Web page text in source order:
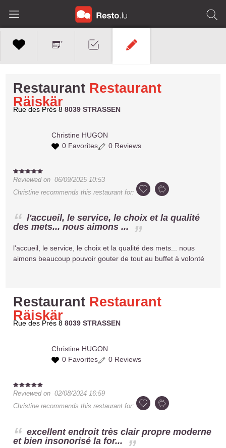
Restaurant Restaurant
Räiskär
Rue des Prés 88039 STRASSEN
Christine HUGON
0 Favorites
0 Reviews
Reviewed on06/09/2025 10:53
Christine recommends this restaurant for:
l'accueil, le service, le choix et la qualité
des mets... nous aimons ...
l'accueil, le service, le choix et la qualité des mets... nous
aimons beaucoup pouvoir gouter de tout au buffet à volonté
Restaurant Restaurant
Räiskär
Rue des Prés 88039 STRASSEN
Christine HUGON
0 Favorites
0 Reviews
Reviewed on02/08/2024 16:59
Christine recommends this restaurant for:
excellent endroit très clair propre moderne
et bien insonorisé la for...